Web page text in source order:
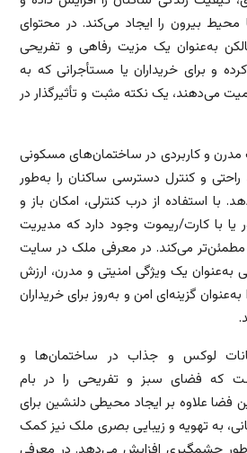
محیط بیرون را ایجاد می‌کند. در محتوای
به‌عنوان یک مزیت رفاهی و تفریحی
و برای خریداران یا مستأجرانی که به
می‌دهند، یک نکته مثبت و تأثیرگذار در
مدرن و کاربردی در ساختمان‌های مسکونی
و کنترل دسترسی ساکنان را به‌طور
با استفاده از درب کنترلی، امکان باز و
یا با کارت/ریموت وجود دارد که مدیریت
مطمئن‌تر می‌کند. در معرفی ملک در سایت
به‌عنوان یک ویژگی امنیتی و مدرن، ارزش
گزینه‌ای امن و به‌روز برای خریداران
لوکس و جذاب در ساختمان‌ها و
که فضای سبز و تفریحی را در بام
فضا علاوه بر ایجاد محیطی دلنشین برای
به تهویه و زیبایی بصری ملک نیز کمک